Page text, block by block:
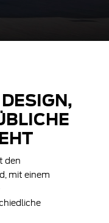
den
mit einem